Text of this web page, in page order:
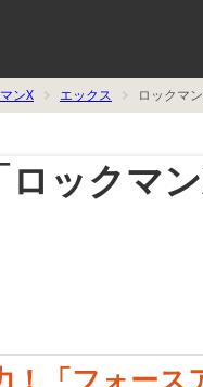
ンX エックス
ロックマ
ックマ
！「フォース